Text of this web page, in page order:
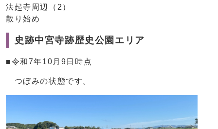
法起寺周辺（2）
散り始め
史跡中宮寺跡歴史公園エリア
■令和7年10月9日時点
つぼみの状態です。